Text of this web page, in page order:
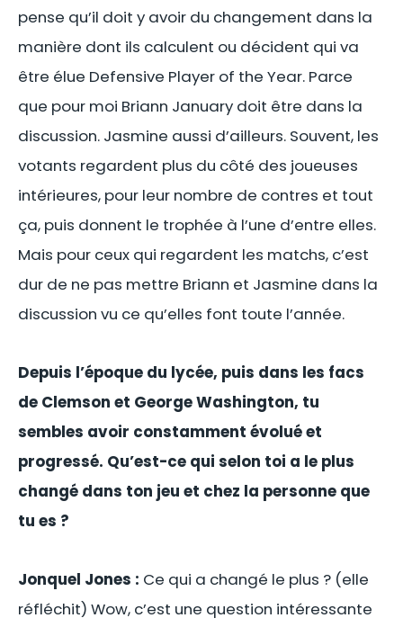
pense qu’il doit y avoir du changement dans la
manière dont ils calculent ou décident qui va
être élue Defensive Player of the Year. Parce
que pour moi Briann January doit être dans la
discussion. Jasmine aussi d’ailleurs. Souvent, les
votants regardent plus du côté des joueuses
intérieures, pour leur nombre de contres et tout
ça, puis donnent le trophée à l’une d’entre elles.
Mais pour ceux qui regardent les matchs, c’est
dur de ne pas mettre Briann et Jasmine dans la
discussion vu ce qu’elles font toute l’année.
Depuis l’époque du lycée, puis dans les facs
de Clemson et George Washington, tu
sembles avoir constamment évolué et
progressé. Qu’est-ce qui selon toi a le plus
changé dans ton jeu et chez la personne que
tu es ?
Jonquel Jones : Ce qui a changé le plus ? (elle
réfléchit) Wow, c’est une question intéressante